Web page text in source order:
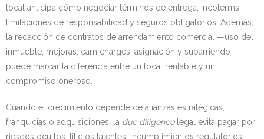
local anticipa cómo negociar términos de entrega, incoterms,
limitaciones de responsabilidad y seguros obligatorios. Además,
la redacción de contratos de arrendamiento comercial —uso del
inmueble, mejoras, cam charges, asignación y subarriendo—
puede marcar la diferencia entre un local rentable y un
compromiso oneroso.
Cuando el crecimiento depende de alianzas estratégicas,
franquicias o adquisiciones, la due diligencelegal evita pagar por
riesgos ocultos: litigios latentes, incumplimientos regulatorios,